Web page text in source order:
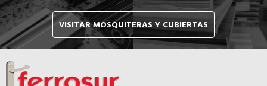
VISITAR MOSQUITERAS Y CUBIERTAS